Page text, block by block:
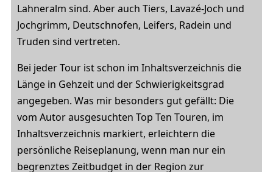
Lahneralm sind. Aber auch Tiers, Lavazé-Joch und
Jochgrimm, Deutschnofen, Leifers, Radein und
Truden sind vertreten.
Bei jeder Tour ist schon im Inhaltsverzeichnis die
Länge in Gehzeit und der Schwierigkeitsgrad
angegeben. Was mir besonders gut gefällt: Die
vom Autor ausgesuchten Top Ten Touren, im
Inhaltsverzeichnis markiert, erleichtern die
persönliche Reiseplanung, wenn man nur ein
begrenztes Zeitbudget in der Region zur